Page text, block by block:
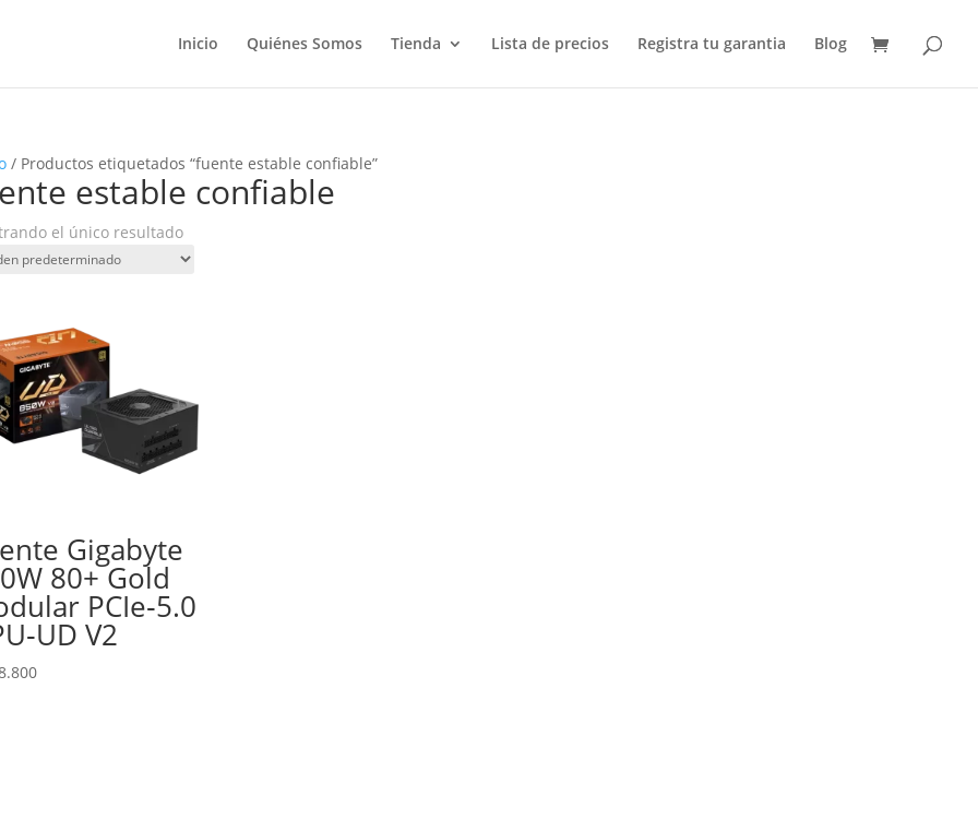
Inicio Quiénes Somos Tienda Lista de precios Registra tu garantia Blog
/ Productos etiquetados “fuente estable confiable”
estable confiable
el único resultado
Gigabyte
80+ Gold
PCIe‑5.0
V2